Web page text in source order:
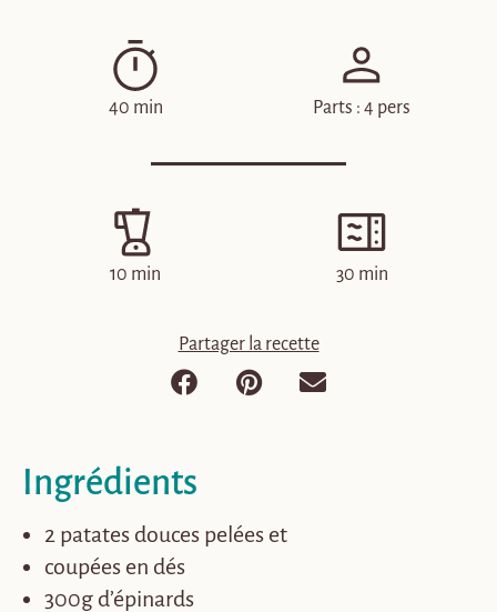
40 min Parts : 4 pers
10 min 30 min
Partager la recette
Ingrédients
2 patates douces pelées et
coupées en dés
300g d’épinards